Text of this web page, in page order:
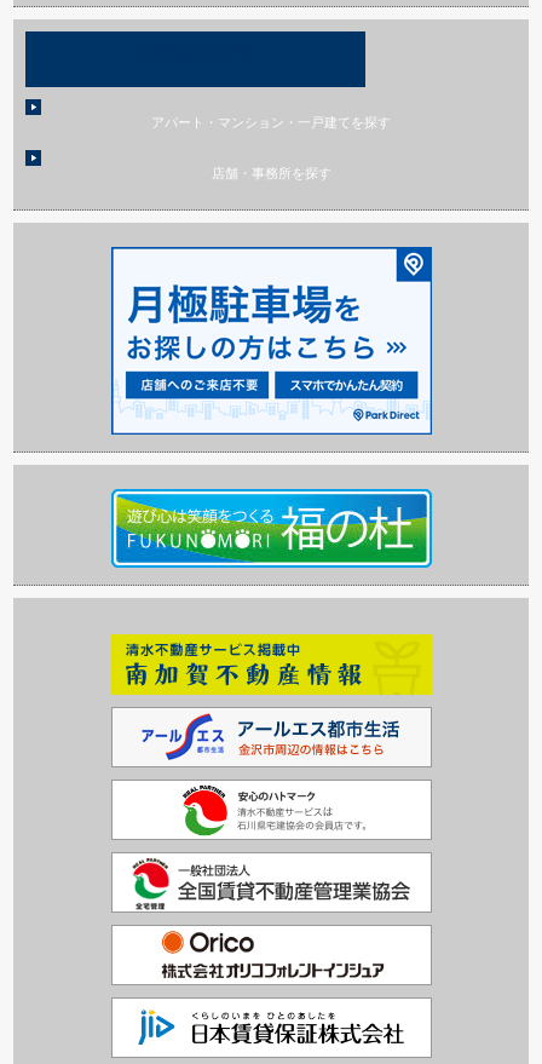
アパート・マンション・一戸建てを探す
店舗・事務所を探す